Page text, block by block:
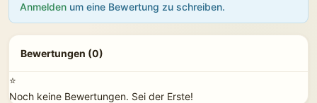
Anmelden um eine Bewertung zu schreiben.
Bewertungen (0)
⭐
Noch keine Bewertungen. Sei der Erste!